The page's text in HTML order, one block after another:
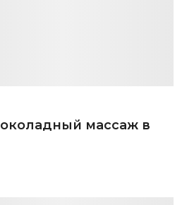
массаж в